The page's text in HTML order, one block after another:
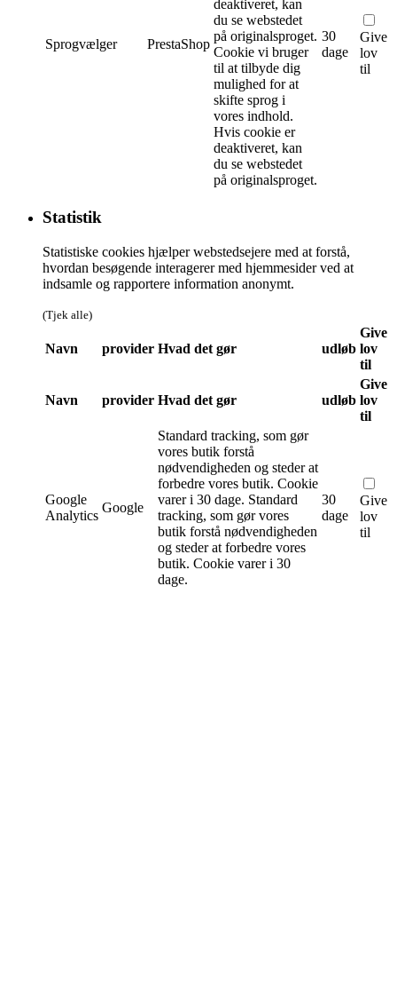
Sprogvælger PrestaShop
deaktiveret, kan
du se webstedet
på originalsproget.
Cookie vi bruger
til at tilbyde dig
mulighed for at
skifte sprog i
vores indhold.
Hvis cookie er
deaktiveret, kan
du se webstedet
på originalsproget.
30
dage
Give
lov
til
Statistik
Statistiske cookies hjælper webstedsejere med at forstå,
hvordan besøgende interagerer med hjemmesider ved at
indsamle og rapportere information anonymt.
(Tjek alle)
Navn provider Hvad det gør udløb
Give
lov
til
Navn provider Hvad det gør udløb
Give
lov
til
Google
Analytics
Google
Standard tracking, som gør
vores butik forstå
nødvendigheden og steder at
forbedre vores butik. Cookie
varer i 30 dage. Standard
tracking, som gør vores
butik forstå nødvendigheden
og steder at forbedre vores
butik. Cookie varer i 30
dage.
30
dage
Give
lov
til